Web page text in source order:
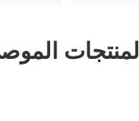
المنتجات